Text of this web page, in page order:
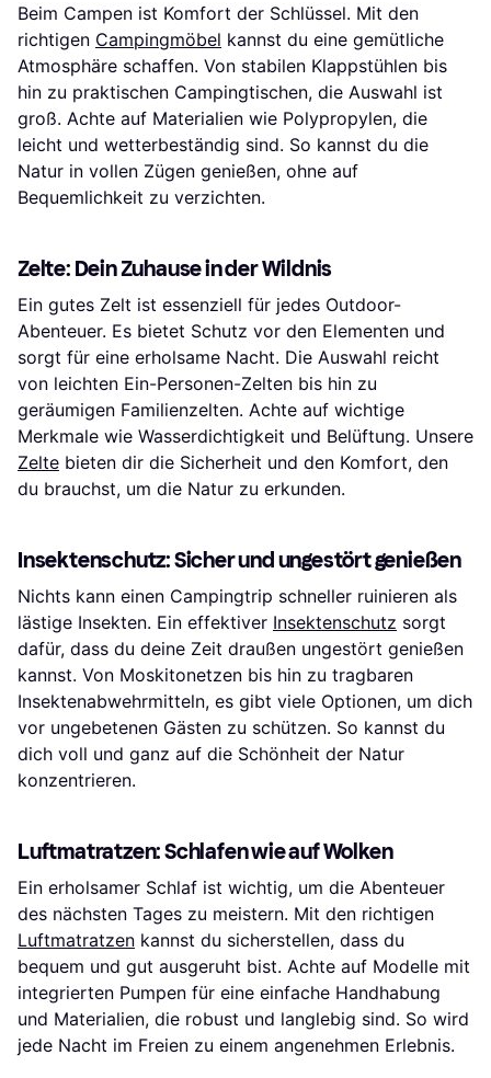
Beim Campen ist Komfort der Schlüssel. Mit den
richtigen Campingmöbel kannst du eine gemütliche
Atmosphäre schaffen. Von stabilen Klappstühlen bis
hin zu praktischen Campingtischen, die Auswahl ist
groß. Achte auf Materialien wie Polypropylen, die
leicht und wetterbeständig sind. So kannst du die
Natur in vollen Zügen genießen, ohne auf
Bequemlichkeit zu verzichten.
Zelte: Dein Zuhause in der Wildnis
Ein gutes Zelt ist essenziell für jedes Outdoor-
Abenteuer. Es bietet Schutz vor den Elementen und
sorgt für eine erholsame Nacht. Die Auswahl reicht
von leichten Ein-Personen-Zelten bis hin zu
geräumigen Familienzelten. Achte auf wichtige
Merkmale wie Wasserdichtigkeit und Belüftung. Unsere
Zelte bieten dir die Sicherheit und den Komfort, den
du brauchst, um die Natur zu erkunden.
Insektenschutz: Sicher und ungestört genießen
Nichts kann einen Campingtrip schneller ruinieren als
lästige Insekten. Ein effektiver Insektenschutz sorgt
dafür, dass du deine Zeit draußen ungestört genießen
kannst. Von Moskitonetzen bis hin zu tragbaren
Insektenabwehrmitteln, es gibt viele Optionen, um dich
vor ungebetenen Gästen zu schützen. So kannst du
dich voll und ganz auf die Schönheit der Natur
konzentrieren.
Luftmatratzen: Schlafen wie auf Wolken
Ein erholsamer Schlaf ist wichtig, um die Abenteuer
des nächsten Tages zu meistern. Mit den richtigen
Luftmatratzen kannst du sicherstellen, dass du
bequem und gut ausgeruht bist. Achte auf Modelle mit
integrierten Pumpen für eine einfache Handhabung
und Materialien, die robust und langlebig sind. So wird
jede Nacht im Freien zu einem angenehmen Erlebnis.